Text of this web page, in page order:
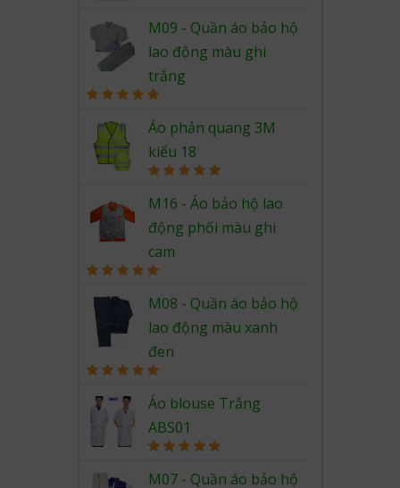
M09 - Quần áo bảo hộ
lao động màu ghi
trắng
out of 5
Áo phản quang 3M
kiểu 18
out of 5
M16 - Áo bảo hộ lao
động phối màu ghi
cam
out of 5
M08 - Quần áo bảo hộ
lao động màu xanh
đen
out of 5
Áo blouse Trắng
ABS01
out of 5
M07 - Quần áo bảo hộ